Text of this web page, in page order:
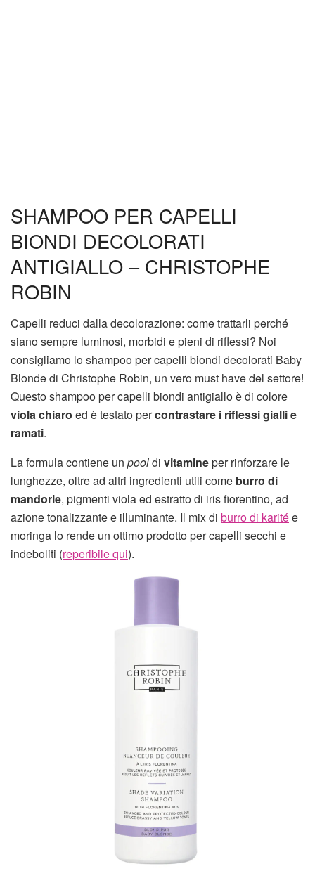
SHAMPOO PER CAPELLI
BIONDI DECOLORATI
ANTIGIALLO – CHRISTOPHE
ROBIN
Capelli reduci dalla decolorazione: come trattarli perché
siano sempre luminosi, morbidi e pieni di riflessi? Noi
consigliamo lo shampoo per capelli biondi decolorati Baby
Blonde di Christophe Robin, un vero must have del settore!
Questo shampoo per capelli biondi antigiallo è di colore
viola chiaro ed è testato percontrastare i riflessi gialli e
ramati.
La formula contiene un pooldi vitamineper rinforzare le
lunghezze, oltre ad altri ingredienti utili come burro di
mandorle, pigmenti viola ed estratto di iris fiorentino, ad
azione tonalizzante e illuminante. Il mix di burro di karitée
moringa lo rende un ottimo prodotto per capelli secchi e
indeboliti (reperibile qui).